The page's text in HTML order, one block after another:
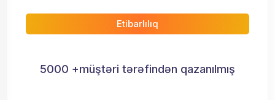
Etibarlılıq
5000 +müştəri tərəfindən qazanılmış